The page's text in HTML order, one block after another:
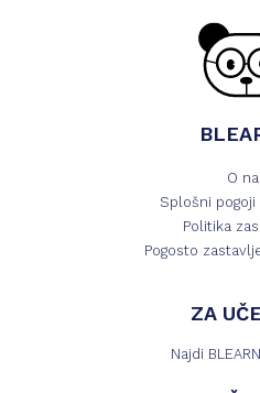
O
Splošni
Politika
Pogosto
ZA
Najdi